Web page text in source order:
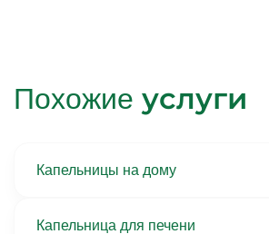
Похожие услуги
Капельницы на дому
Капельница для печени